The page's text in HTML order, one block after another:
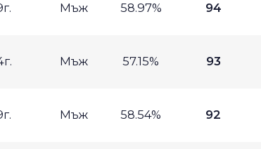
Мъж 58.97% 94
Мъж 57.15% 93
Мъж 58.54% 92